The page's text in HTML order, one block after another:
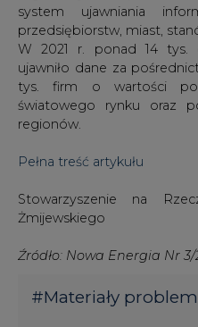
system ujawniania
przedsiębiorstw, miast,
W 2021 r. ponad 14 tys.
ujawniło dane za
tys. firm o wartości
światowego rynku oraz
regionów.
Pełna treść artykułu
Stowarzyszenie na
Żmijewskiego
Źródło: Nowa Energia Nr 3/
#Materiały